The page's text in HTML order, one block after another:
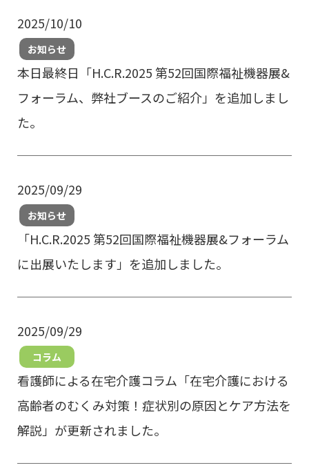
2025/10/10
お知らせ
本日最終日「H.C.R.2025 第52回国際福祉機器展&
フォーラム、弊社ブースのご紹介」を追加しまし
た。
2025/09/29
お知らせ
「H.C.R.2025 第52回国際福祉機器展&フォーラム
に出展いたします」を追加しました。
2025/09/29
コラム
看護師による在宅介護コラム「在宅介護における
高齢者のむくみ対策！症状別の原因とケア方法を
解説」が更新されました。